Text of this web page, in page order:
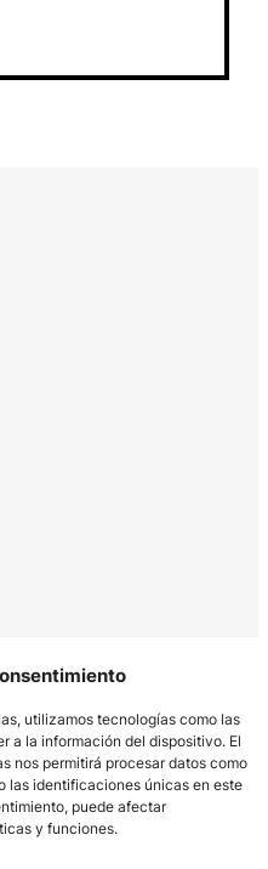
utilizamos tecnologías como las
a la información del dispositivo. El
nos permitirá procesar datos como
las identificaciones únicas en este
puede afectar
y funciones.